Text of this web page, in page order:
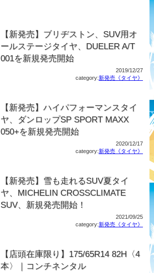
【新発売】ブリヂストン、SUV用オ
ールステージタイヤ、DUELER A/T
001を新規発売開始
2019/12/27
category:新発売《タイヤ》
【新発売】ハイパフォーマンスタイ
ヤ、ダンロップSP SPORT MAXX
050+を新規発売開始
2020/12/17
category:新発売《タイヤ》
【新発売】雪も走れるSUV夏タイ
ヤ、MICHELIN CROSSCLIMATE
SUV、新規発売開始！
2021/09/25
category:新発売《タイヤ》
【店頭在庫限り】175/65R14 82H〈4
本〉｜コンチネンタル